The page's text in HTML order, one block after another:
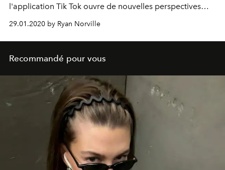
l'application Tik Tok ouvre de nouvelles perspectives
d'expression et de divertissement sur Internet. Voici les
13 comptes que l'on vous conseille de suivre sans
attendre.
29.01.2020 by Ryan Norville
Recommandé pour vous